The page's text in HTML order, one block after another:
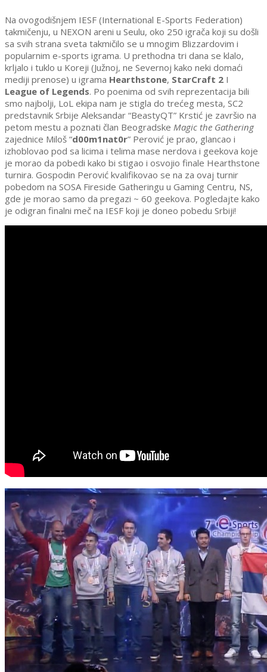
Na ovogodišnjem IESF (International E-Sports Federation)
takmičenju, u NEXON areni u Seulu, oko 250 igrača koji su došli
sa svih strana sveta takmičilo se u mnogim Blizzardovim i
popularnim e-sports igrama. U prethodna tri dana se klalo,
krljalo i tuklo u Koreji (Južnoj, ne Severnoj kako neki domaći
mediji prenose) u igrama Hearthstone, StarCraft 2 I
League of Legends. Po poenima od svih reprezentacija bili
smo najbolji, LoL ekipa nam je stigla do trećeg mesta, SC2
predstavnik Srbije Aleksandar “BeastyQT” Krstić je završio na
petom mestu a poznati član Beogradske Magic the Gathering
zajednice Miloš “d00m1nat0r” Perović je prao, glancao i
izhoblovao pod sa licima i telima mase nerdova i geekova koje
je morao da pobedi kako bi stigao i osvojio finale Hearthstone
turnira. Gospodin Perović kvalifikovao se na za ovaj turnir
pobedom na SOSA Fireside Gatheringu u Gaming Centru, NS,
gde je morao samo da pregazi ~ 60 geekova. Pogledajte kako
je odigran finalni meč na IESF koji je doneo pobedu Srbiji!